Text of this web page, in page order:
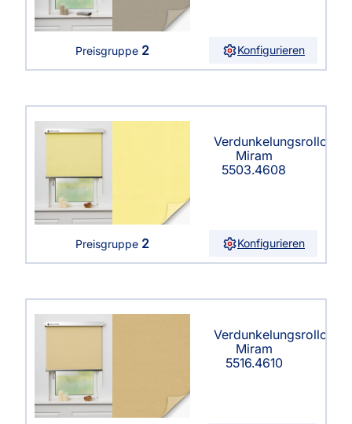
Preisgruppe 2 Konfigurieren
Verdunkelungsrollo
Miram
5503.4608
Preisgruppe 2 Konfigurieren
Verdunkelungsrollo
Miram
5516.4610